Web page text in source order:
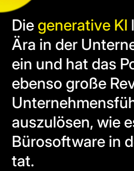
Die generative KI
Ära in der
ein und hat das
ebenso große
auszulösen, wie
Bürosoftware in
tat.